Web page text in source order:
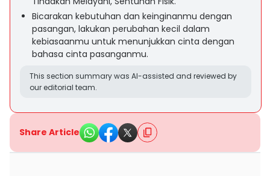
Bicarakan kebutuhan dan keinginanmu dengan
pasangan, lakukan perubahan kecil dalam
kebiasaanmu untuk menunjukkan cinta dengan
bahasa cinta pasanganmu.
This section summary was AI-assisted and reviewed by
our editorial team.
Share Article